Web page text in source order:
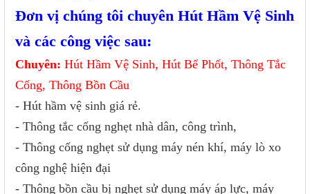
Đơn vị chúng tôi chuyên Hút Hầm Vệ Sinh
và các công việc sau:
Chuyên: Hút Hầm Vệ Sinh, Hút Bể Phốt, Thông Tắc
Cống, Thông Bồn Cầu
- Hút hầm vệ sinh giá rẻ.
- Thông tắc cống nghẹt nhà dân, công trình,
- Thông cống nghẹt sử dụng máy nén khí, máy lò xo
công nghệ hiện đại
- Thông bồn cầu bị nghẹt sử dụng máy áp lực, máy